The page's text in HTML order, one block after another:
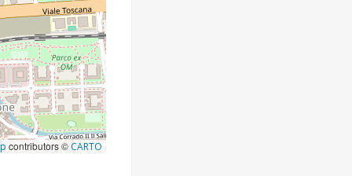
contributors © CARTO